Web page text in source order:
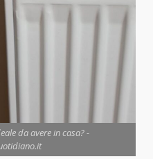
da avere in casa? -